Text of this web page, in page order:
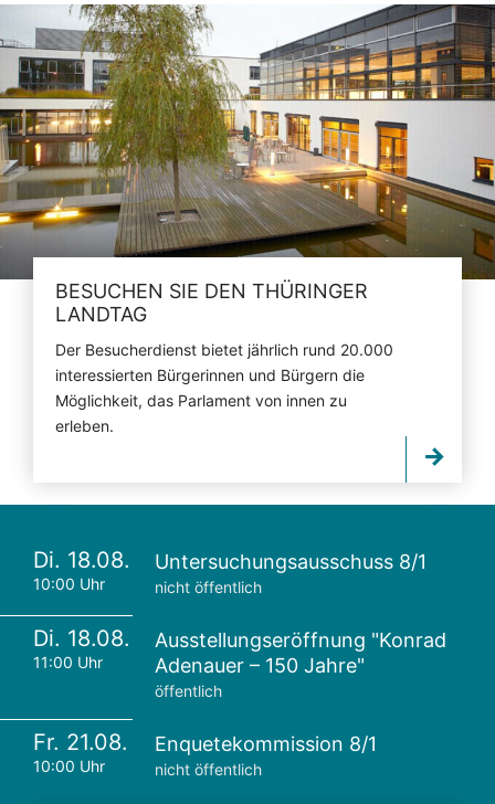
BESUCHEN SIE DEN THÜRINGER
LANDTAG
Der Besucherdienst bietet jährlich rund 20.000
interessierten Bürgerinnen und Bürgern die
Möglichkeit, das Parlament von innen zu
erleben.
Di. 18.08.
10:00 Uhr
Untersuchungsausschuss 8/1
nicht öffentlich
Di. 18.08.
11:00 Uhr
Ausstellungseröffnung "Konrad
Adenauer – 150 Jahre"
öffentlich
Fr. 21.08.
10:00 Uhr
Enquetekommission 8/1
nicht öffentlich